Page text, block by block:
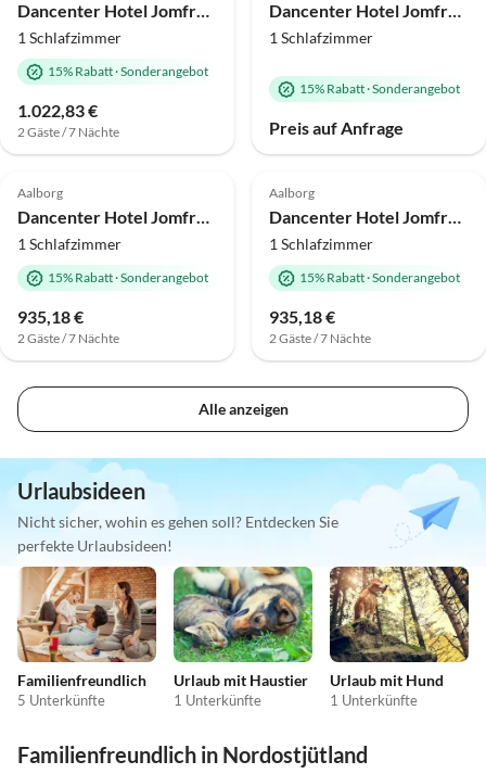
Dancenter Hotel Jomfru Ane Premium Doppelzimmer
1 Schlafzimmer
15% Rabatt·Sonderangebot
1.022,83 €
2 Gäste / 7 Nächte
Dancenter Hotel Jomfru Ane Premium Single
1 Schlafzimmer
15% Rabatt·Sonderangebot
Preis auf Anfrage
4.0 (11)
Aalborg
Dancenter Hotel Jomfru Ane Premium Twin
1 Schlafzimmer
15% Rabatt·Sonderangebot
935,18 €
2 Gäste / 7 Nächte
4.0 (1)
Aalborg
Dancenter Hotel Jomfru Ane Standard Doppelzimmer
1 Schlafzimmer
15% Rabatt·Sonderangebot
935,18 €
2 Gäste / 7 Nächte
Alle anzeigen
Urlaubsideen
Nicht sicher, wohin es gehen soll? Entdecken Sie
perfekte Urlaubsideen!
Familienfreundlich
5 Unterkünfte
Urlaub mit Haustier
1 Unterkünfte
Urlaub mit Hund
1 Unterkünfte
Familienfreundlich in Nordostjütland